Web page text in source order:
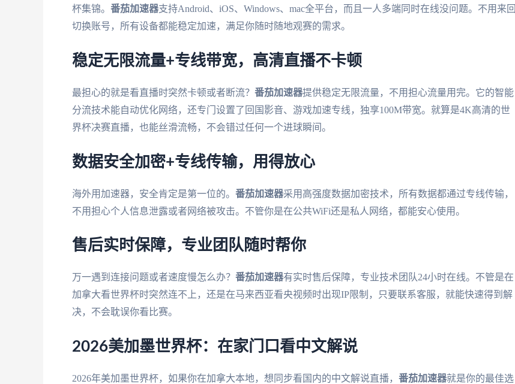
杯集锦。 番茄加速器支持Android、iOS、Windows、mac全平台，而且一人多端同时在线没问题。不用来回
切换账号，所有设备都能稳定加速，满足你随时随地观赛的需求。
稳定无限流量+专线带宽，高清直播不卡顿
最担心的就是看直播时突然卡顿或者断流？ 番茄加速器提供稳定无限流量，不用担心流量用完。它的智能
分流技术能自动优化网络，还专门设置了回国影音、游戏加速专线，独享100M带宽。就算是4K高清的世
界杯决赛直播，也能丝滑流畅，不会错过任何一个进球瞬间。
数据安全加密+专线传输，用得放心
海外用加速器，安全肯定是第一位的。 番茄加速器采用高强度数据加密技术，所有数据都通过专线传输，
不用担心个人信息泄露或者网络被攻击。不管你是在公共WiFi还是私人网络，都能安心使用。
售后实时保障，专业团队随时帮你
万一遇到连接问题或者速度慢怎么办？ 番茄加速器有实时售后保障，专业技术团队24小时在线。不管是在
加拿大看世界杯时突然连不上，还是在马来西亚看央视频时出现IP限制，只要联系客服，就能快速得到解
决，不会耽误你看比赛。
2026美加墨世界杯：在家门口看中文解说
2026年美加墨世界杯，如果你在加拿大本地，想同步看国内的中文解说直播， 番茄加速器就是你的最佳选